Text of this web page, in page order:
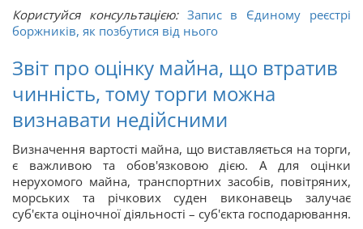
Користуйся консультацією: Запис в Єдиному реєстрі
боржників, як позбутися від нього
Звіт про оцінку майна, що втратив
чинність, тому торги можна
визнавати недійсними
Визначення вартості майна, що виставляється на торги,
є важливою та обов'язковою дією. А для оцінки
нерухомого майна, транспортних засобів, повітряних,
морських та річкових суден виконавець залучає
суб'єкта оціночної діяльності – суб'єкта господарювання.